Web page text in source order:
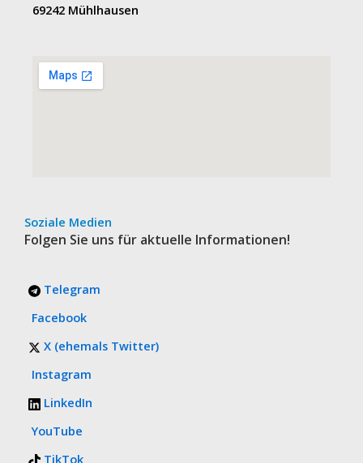
69242 Mühlhausen
Soziale Medien
Folgen Sie uns für aktuelle Informationen!
Telegram
Facebook
X (ehemals Twitter)
Instagram
LinkedIn
YouTube
TikTok